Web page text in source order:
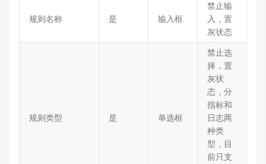
规则名称 是 输入框
禁止输
入，置
灰状态
规则类型 是 单选框
禁止选
择，置
灰状
态，分
指标和
日志两
种类
型，目
前只支